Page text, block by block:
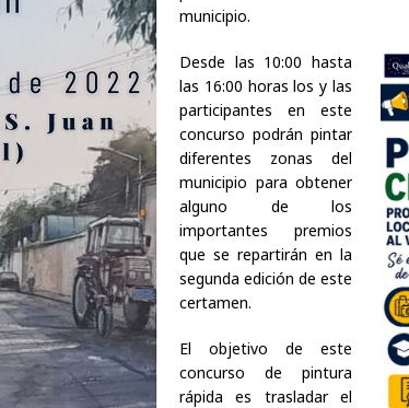
municipio.
Desde las 10:00 hasta
las 16:00 horas los y las
participantes en este
concurso podrán pintar
diferentes zonas del
municipio para obtener
alguno de los
importantes premios
que se repartirán en la
segunda edición de este
certamen.
El objetivo de este
concurso de pintura
rápida es trasladar el